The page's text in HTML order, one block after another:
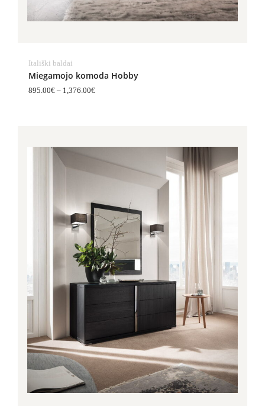
Itališki baldai
Miegamojo komoda Hobby
895.00€ – 1,376.00€